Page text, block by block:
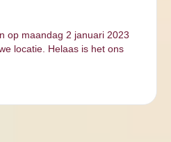
op maandag 2 januari 2023
locatie. Helaas is het ons